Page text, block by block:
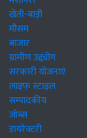
खेती-बाड़ी
मौसम
बाजार
ग्रामीण उद्द्योग
सरकारी योजनाएं
लाइफ स्टाइल
सम्पादकीय
जॉब्स
डायरेक्टरी